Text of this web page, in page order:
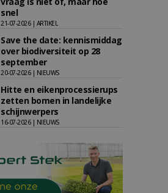
snel
21-07-2026 | ARTIKEL
Save the date: kennismiddag
over biodiversiteit op 28
september
20-07-2026 | NIEUWS
Hitte en eikenprocessierups
zetten bomen in landelijke
schijnwerpers
16-07-2026 | NIEUWS